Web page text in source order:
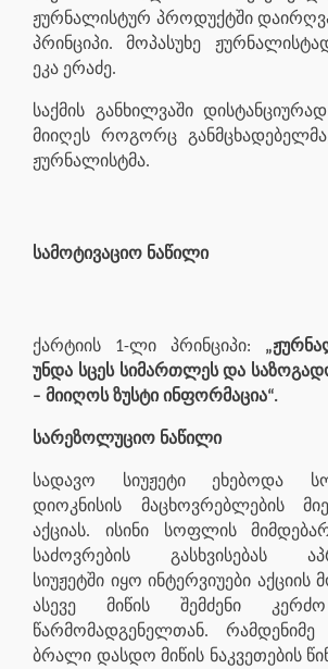
ჟურნალისტურ პროდუქტში
პრინციპი. მოპასუხე
ეკა ერაძე.
საქმის განხილვაში
მიიღეს როგორც
ჟურნალისტმა.
სამოტივაციო ნაწილი
ქარტიის 1-ლი პრინციპი:
უნდა სცეს სიმართლეს და
– მიიღოს ზუსტი ინფორმაცია“.
სარეზოლუციო ნაწილი
სადავო სიუჟეტი ეხებოდა
დიოკნისის მაცხოვრებლების
აქციას. ისინი სოფლის
საძოვრების გასხვისებას
სიუჟეტში იყო ინტერვიუები აქციის
ასევე მიწის შემძენი
წარმომადგენელთან. რამდენიმე
ბრალი დასდო მიწის ნაკვეთების